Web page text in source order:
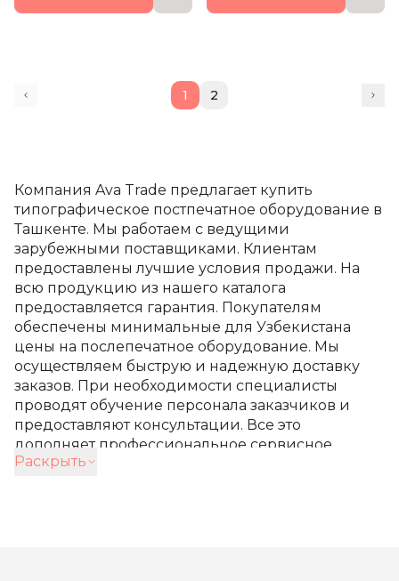
1 2
Компания Ava Trade предлагает купить
типографическое постпечатное оборудование в
Ташкенте. Мы работаем с ведущими
зарубежными поставщиками. Клиентам
предоставлены лучшие условия продажи. На
всю продукцию из нашего каталога
предоставляется гарантия. Покупателям
обеспечены минимальные для Узбекистана
цены на послепечатное оборудование. Мы
осуществляем быструю и надежную доставку
заказов. При необходимости специалисты
проводят обучение персонала заказчиков и
предоставляют консультации. Все это
дополняет профессиональное сервисное
обслуживание постпечатных принадлежностей,
Раскрыть